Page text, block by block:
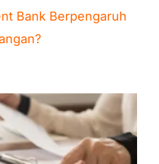
Bank Berpengaruh